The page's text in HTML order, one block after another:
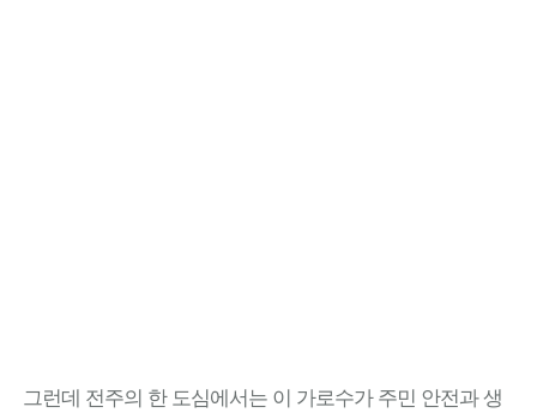
그런데 전주의 한 도심에서는 이 가로수가 주민 안전과 생